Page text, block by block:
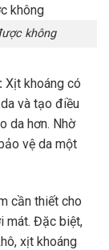
không
Xịt khoáng có
và tạo điều
da hơn. Nhờ
vệ da một
cần thiết cho
mát. Đặc biệt,
xịt khoáng